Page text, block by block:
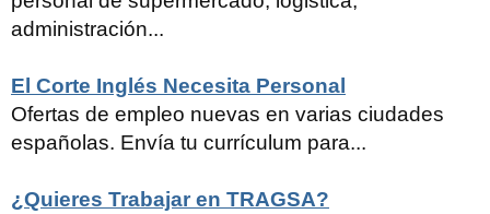
administración...
El Corte Inglés Necesita Personal
Ofertas de empleo nuevas en varias ciudades
españolas. Envía tu currículum para...
¿Quieres Trabajar en TRAGSA?